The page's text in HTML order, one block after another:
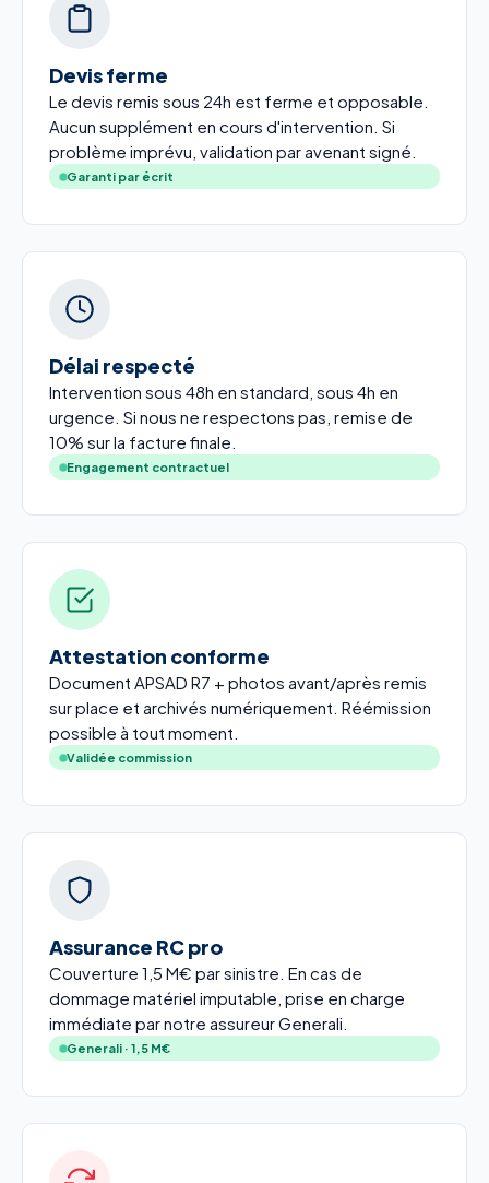
Devis ferme
Le devis remis sous 24h est ferme et opposable.
Aucun supplément en cours d'intervention. Si
problème imprévu, validation par avenant signé.
Garanti par écrit
Délai respecté
Intervention sous 48h en standard, sous 4h en
urgence. Si nous ne respectons pas, remise de
10% sur la facture finale.
Engagement contractuel
Attestation conforme
Document APSAD R7 + photos avant/après remis
sur place et archivés numériquement. Réémission
possible à tout moment.
Validée commission
Assurance RC pro
Couverture 1,5 M€ par sinistre. En cas de
dommage matériel imputable, prise en charge
immédiate par notre assureur Generali.
Generali · 1,5 M€